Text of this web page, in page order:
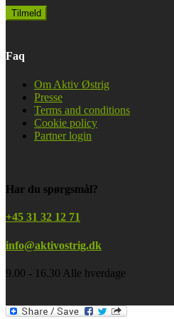
Faq
Om Aktiv Østrig
Presse
Terms and conditions
Cookie policy
Partner login
Har du spørgsmål?
+45 31 32 12 71
info@aktivostrig.dk
9.00 - 16.30 Alle hverdage